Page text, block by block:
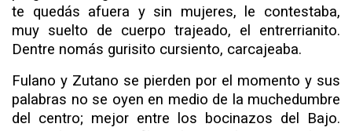
te quedás afuera y sin mujeres, le contestaba,
muy suelto de cuerpo trajeado, el entrerrianito.
Dentre nomás gurisito cursiento, carcajeaba.
Fulano y Zutano se pierden por el momento y sus
palabras no se oyen en medio de la muchedumbre
del centro; mejor entre los bocinazos del Bajo.